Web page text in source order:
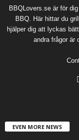
BBQLovers.se är för
BBQ. Här hittar du
hjälper dig att lyckas
andra frågor är
EVEN MORE NEWS